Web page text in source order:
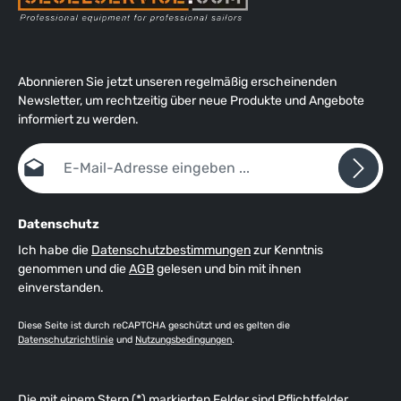
Abonnieren Sie jetzt unseren regelmäßig erscheinenden
Newsletter, um rechtzeitig über neue Produkte und Angebote
informiert zu werden.
E-Mail-Adresse*
Datenschutz
Ich habe die Datenschutzbestimmungenzur Kenntnis
genommen und dieAGBgelesen und bin mit ihnen
einverstanden.
Diese Seite ist durch reCAPTCHA geschützt und es gelten die
Datenschutzrichtlinie und Nutzungsbedingungen.